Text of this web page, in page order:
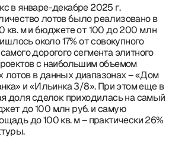
в январе-декабре 2025 г.
лотов было реализовано в
кв. м и бюджете от 100 до 200 млн
около 17% от совокупного
дорогого сегмента элитного
с наибольшим объемом
лотов в данных диапазонах – «Дом
и «Ильинка 3/8». При этом еще в
доля сделок приходилась на самый
до 100 млн руб. и самую
до 100 кв. м – практически 26%